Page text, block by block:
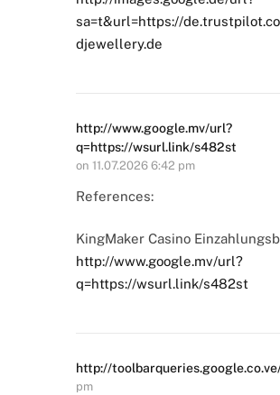
sa=t&url=https://
djewellery.de
http://www.google.mv/url?
q=https://wsurl.link/s482st
on 11.07.2026 6:42 pm
References:
KingMaker Casino
http://www.google.mv/url?
q=https://wsurl.link/s482st
http://
pm